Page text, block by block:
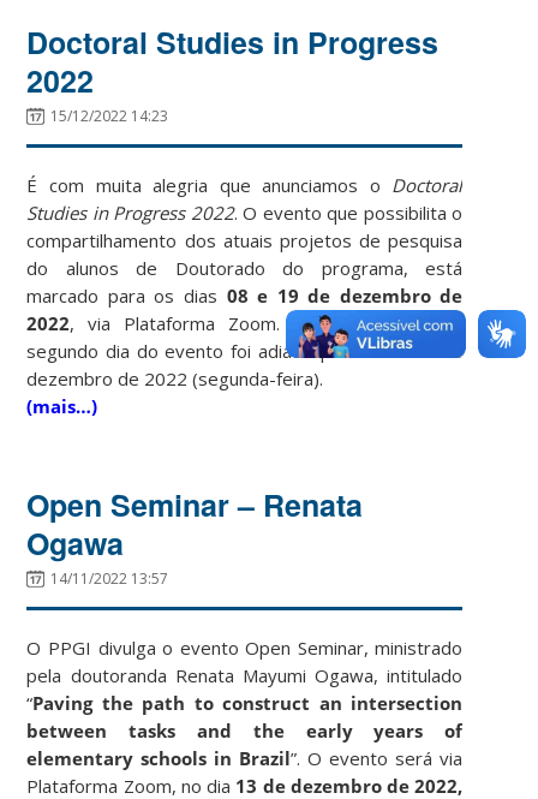
Doctoral Studies in Progress
2022
15/12/2022 14:23
É com muita alegria que anunciamos o Doctoral
Studies in Progress 2022. O evento que possibilita o
compartilhamento dos atuais projetos de pesquisa
do alunos de Doutorado do programa, está
marcado para os dias 08 e 19 de dezembro de
2022, via Plataforma Zoom. Informamos que o
segundo dia do evento foi adiado para o dia 19 de
dezembro de 2022 (segunda-feira).
(mais…)
Open Seminar – Renata
Ogawa
14/11/2022 13:57
O PPGI divulga o evento Open Seminar, ministrado
pela doutoranda Renata Mayumi Ogawa, intitulado
“Paving the path to construct an intersection
between tasks and the early years of
elementary schools in Brazil”. O evento será via
Plataforma Zoom, no dia 13 de dezembro de 2022,